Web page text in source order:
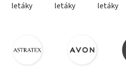
letáky
letáky
letáky